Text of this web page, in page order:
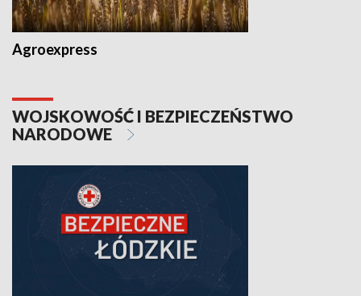
Agroexpress
WOJSKOWOŚĆ I BEZPIECZEŃSTWO
NARODOWE